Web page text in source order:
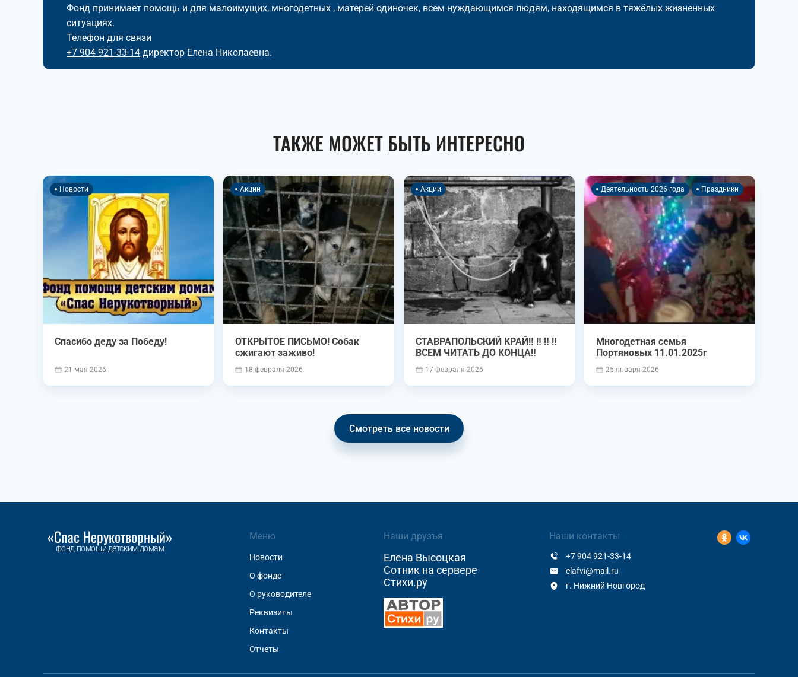
Фонд принимает помощь и для малоимущих, многодетных , матерей одиночек, всем нуждающимся людям, находящимся в тяжёлых жизненных
ситуациях.
Телефон для связи
+7 904 921-33-14 директор Елена Николаевна.
ТАКЖЕ МОЖЕТ БЫТЬ ИНТЕРЕСНО
Новости
Спасибо деду за Победу!
21 мая 2026
Акции
ОТКРЫТОЕ ПИСЬМО! Собак
сжигают заживо!
18 февраля 2026
Акции
СТАВРАПОЛЬСКИЙ КРАЙ‼️ ‼️ ‼️ ‼️
ВСЕМ ЧИТАТЬ ДО КОНЦА‼️
17 февраля 2026
Деятельность 2026 года Праздники
Многодетная семья
Портяновых 11.01.2025г
25 января 2026
Смотреть все новости
«Спас Нерукотворный»
фонд помощи детским домам
Меню
Новости
О фонде
О руководителе
Реквизиты
Контакты
Отчеты
Наши друзъя
Елена Высоцкая
Сотник на сервере
Стихи.ру
Наши контакты
+7 904 921-33-14
elafvi@mail.ru
г. Нижний Новгород